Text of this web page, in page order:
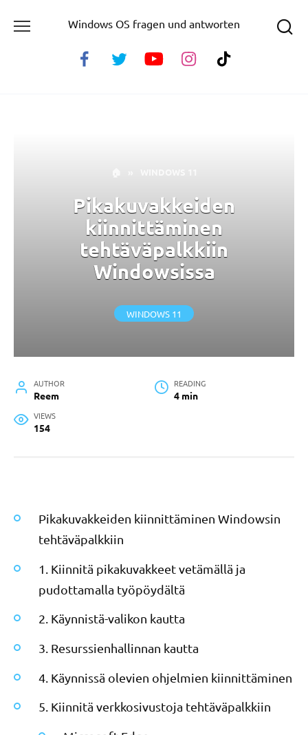
Windows OS fragen und antworten
Pikakuvakkeiden
kiinnittäminen
tehtäväpalkkiin
Windowsissa
WINDOWS 11
AUTHOR
Reem
READING
4 min
VIEWS
154
Pikakuvakkeiden kiinnittäminen Windowsin
tehtäväpalkkiin
1. Kiinnitä pikakuvakkeet vetämällä ja
pudottamalla työpöydältä
2. Käynnistä-valikon kautta
3. Resurssienhallinnan kautta
4. Käynnissä olevien ohjelmien kiinnittäminen
5. Kiinnitä verkkosivustoja tehtäväpalkkiin